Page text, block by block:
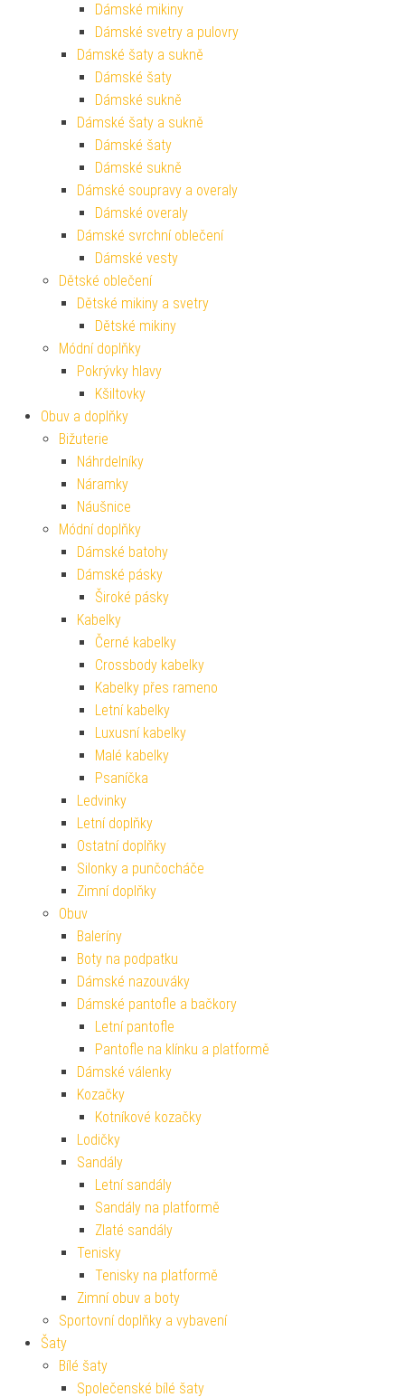
Dámské mikiny
Dámské svetry a pulovry
Dámské šaty a sukně
Dámské šaty
Dámské sukně
Dámské šaty a sukně
Dámské šaty
Dámské sukně
Dámské soupravy a overaly
Dámské overaly
Dámské svrchní oblečení
Dámské vesty
Dětské oblečení
Dětské mikiny a svetry
Dětské mikiny
Módní doplňky
Pokrývky hlavy
Kšiltovky
Obuv a doplňky
Bižuterie
Náhrdelníky
Náramky
Náušnice
Módní doplňky
Dámské batohy
Dámské pásky
Široké pásky
Kabelky
Černé kabelky
Crossbody kabelky
Kabelky přes rameno
Letní kabelky
Luxusní kabelky
Malé kabelky
Psaníčka
Ledvinky
Letní doplňky
Ostatní doplňky
Silonky a punčocháče
Zimní doplňky
Obuv
Baleríny
Boty na podpatku
Dámské nazouváky
Dámské pantofle a bačkory
Letní pantofle
Pantofle na klínku a platformě
Dámské válenky
Kozačky
Kotníkové kozačky
Lodičky
Sandály
Letní sandály
Sandály na platformě
Zlaté sandály
Tenisky
Tenisky na platformě
Zimní obuv a boty
Sportovní doplňky a vybavení
Šaty
Bílé šaty
Společenské bílé šaty